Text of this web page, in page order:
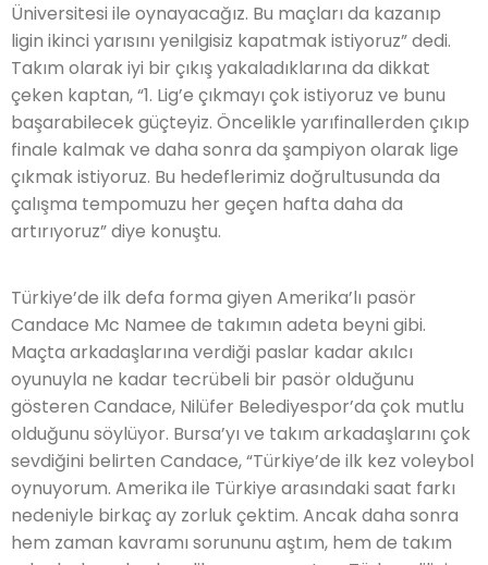
Üniversitesi ile oynayacağız. Bu maçları da kazanıp
ligin ikinci yarısını yenilgisiz kapatmak istiyoruz” dedi.
Takım olarak iyi bir çıkış yakaladıklarına da dikkat
çeken kaptan, “1. Lig’e çıkmayı çok istiyoruz ve bunu
başarabilecek güçteyiz. Öncelikle yarıfinallerden çıkıp
finale kalmak ve daha sonra da şampiyon olarak lige
çıkmak istiyoruz. Bu hedeflerimiz doğrultusunda da
çalışma tempomuzu her geçen hafta daha da
artırıyoruz” diye konuştu.
Türkiye’de ilk defa forma giyen Amerika’lı pasör
Candace Mc Namee de takımın adeta beyni gibi.
Maçta arkadaşlarına verdiği paslar kadar akılcı
oyunuyla ne kadar tecrübeli bir pasör olduğunu
gösteren Candace, Nilüfer Belediyespor’da çok mutlu
olduğunu söylüyor. Bursa’yı ve takım arkadaşlarını çok
sevdiğini belirten Candace, “Türkiye’de ilk kez voleybol
oynuyorum. Amerika ile Türkiye arasındaki saat farkı
nedeniyle birkaç ay zorluk çektim. Ancak daha sonra
hem zaman kavramı sorununu aştım, hem de takım